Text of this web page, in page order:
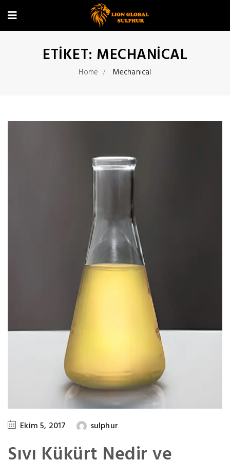
ETIKET: MECHANICAL
Home Mechanical
Ekim 5, 2017 sulphur